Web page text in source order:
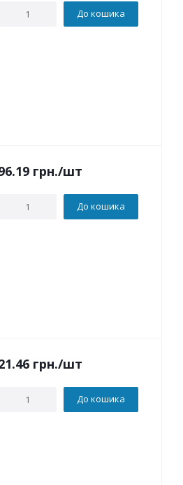
До кошика
грн./шт
До кошика
грн./шт
До кошика